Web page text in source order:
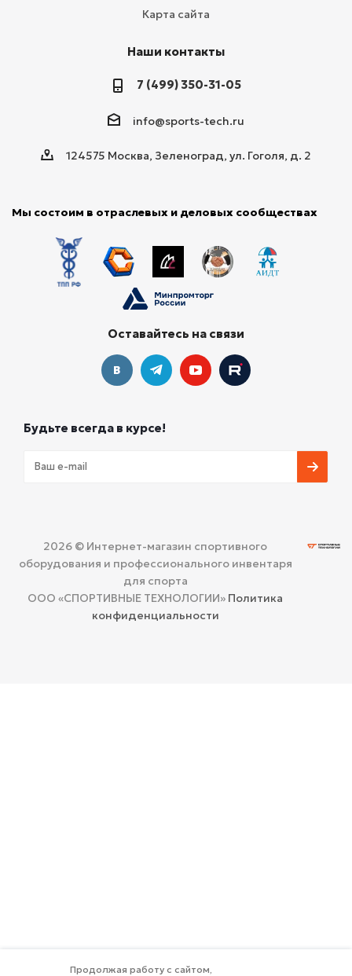
Карта сайта
Наши контакты
7 (499) 350-31-05
info@sports-tech.ru
124575 Москва, Зеленоград, ул. Гоголя, д. 2
Мы состоим в отраслевых и деловых сообществах
Оставайтесь на связи
Будьте всегда в курсе!
2026 © Интернет-магазин спортивного
оборудования и профессионального инвентаря
для спорта
ООО «СПОРТИВНЫЕ ТЕХНОЛОГИИ» Политика
конфиденциальности
Продолжая работу с сайтом,